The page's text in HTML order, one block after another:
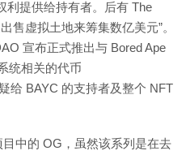
利提供给持有者。后有 The
售虚拟土地来筹集数亿美元”。
宣布正式推出与 Bored Ape
统相关的代币
给 BAYC 的支持者及整个 NFT
中的 OG，虽然该系列是在去